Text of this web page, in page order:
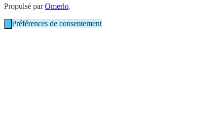
Propulsé parOmerlo.
Préférences de consentement